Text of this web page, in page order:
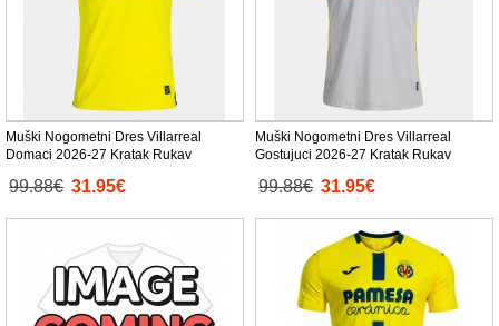
Muški Nogometni Dres Villarreal
Domaci 2026-27 Kratak Rukav
99.88€ 31.95€
Muški Nogometni Dres Villarreal
Gostujuci 2026-27 Kratak Rukav
99.88€ 31.95€